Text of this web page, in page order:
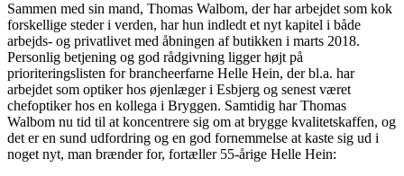
Sammen med sin mand, Thomas Walbom, der har arbejdet som kok
forskellige steder i verden, har hun indledt et nyt kapitel i både
arbejds- og privatlivet med åbningen af butikken i marts 2018.
Personlig betjening og god rådgivning ligger højt på
prioriteringslisten for brancheerfarne Helle Hein, der bl.a. har
arbejdet som optiker hos øjenlæger i Esbjerg og senest været
chefoptiker hos en kollega i Bryggen. Samtidig har Thomas
Walbom nu tid til at koncentrere sig om at brygge kvalitetskaffen, og
det er en sund udfordring og en god fornemmelse at kaste sig ud i
noget nyt, man brænder for, fortæller 55-årige Helle Hein: